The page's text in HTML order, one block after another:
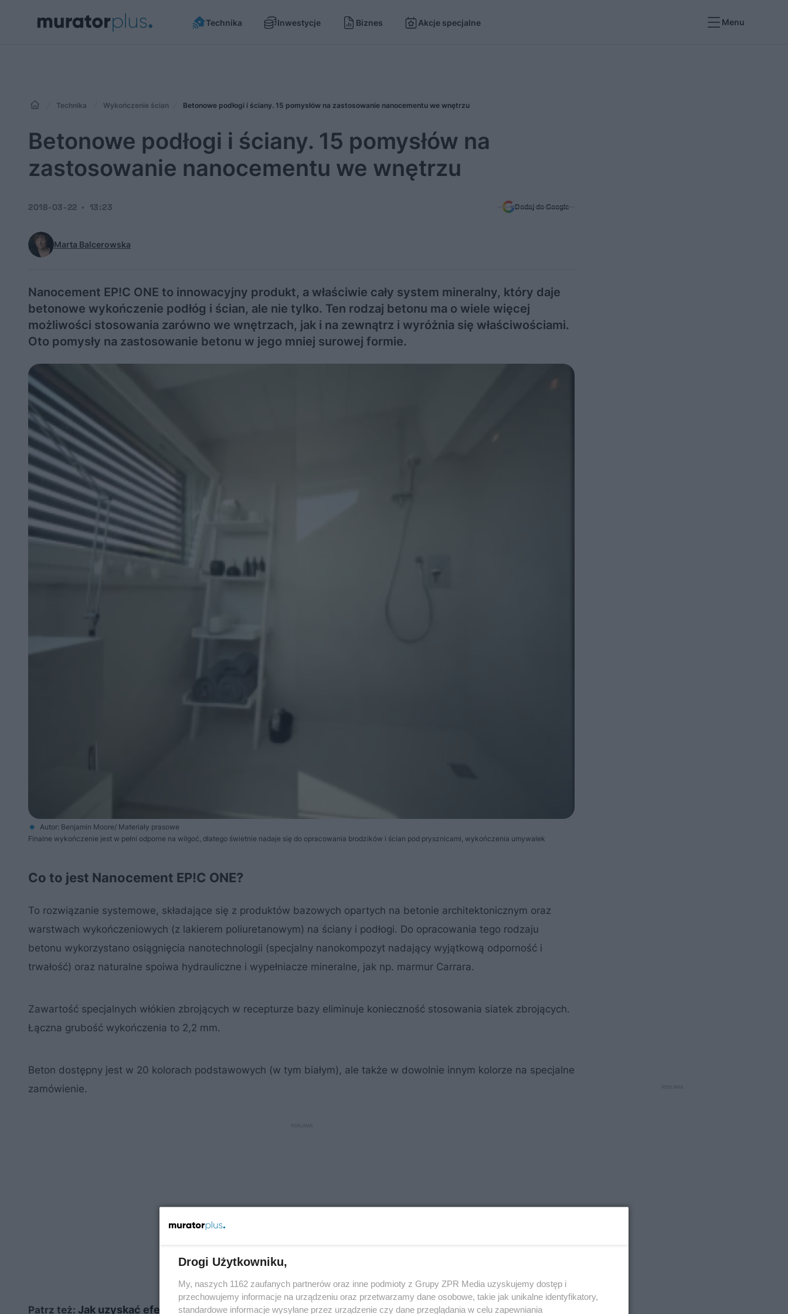
Technika Inwestycje Biznes Akcje specjalne Menu
Technika Wykończenie ścian Betonowe podłogi i ściany. 15 pomysłów na zastosowanie nanocementu we wnętrzu
Betonowe podłogi i ściany. 15 pomysłów na
zastosowanie nanocementu we wnętrzu
Marta Balcerowska
2018-03-22 13:23 Dodaj do Google
Nanocement EP!C ONE to innowacyjny produkt, a właściwie cały system mineralny, który daje
betonowe wykończenie podłóg i ścian, ale nie tylko. Ten rodzaj betonu ma o wiele więcej
możliwości stosowania zarówno we wnętrzach, jak i na zewnątrz i wyróżnia się właściwościami.
Oto pomysły na zastosowanie betonu w jego mniej surowej formie.
Autor: Benjamin Moore/ Materiały prasowe
Finalne wykończenie jest w pełni odporne na wilgoć, dlatego świetnie nadaje się do opracowania brodzików i ścian pod prysznicami, wykończenia umywalek
Co to jest Nanocement EP!C ONE?
To rozwiązanie systemowe, składające się z produktów bazowych opartych na betonie architektonicznym oraz
warstwach wykończeniowych (z lakierem poliuretanowym) na ściany i podłogi. Do opracowania tego rodzaju
betonu wykorzystano osiągnięcia nanotechnologii (specjalny nanokompozyt nadający wyjątkową odporność i
trwałość) oraz naturalne spoiwa hydrauliczne i wypełniacze mineralne, jak np. marmur Carrara.
Zawartość specjalnych włókien zbrojących w recepturze bazy eliminuje konieczność stosowania siatek zbrojących.
Łączna grubość wykończenia to 2,2 mm.
Beton dostępny jest w 20 kolorach podstawowych (w tym białym), ale także w dowolnie innym kolorze na specjalne
zamówienie.
Patrz też: Jak uzyskać efekt betonu na ścianie
Drogi Użytkowniku,
My, naszych 1162 zaufanych partnerów oraz inne podmioty z Grupy ZPR Media uzyskujemy dostęp i
przechowujemy informacje na urządzeniu oraz przetwarzamy dane osobowe, takie jak unikalne identyfikatory,
standardowe informacje wysyłane przez urządzenie czy dane przeglądania w celu zapewniania